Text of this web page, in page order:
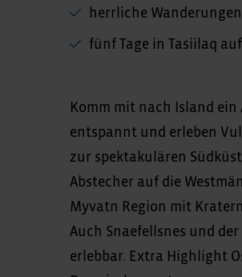
herrliche
fünf Tage in Tasiilaq
Komm mit nach Island ein
entspannt und erleben
zur spektakulären
Abstecher auf die
Myvatn Region mit
Auch Snaefellsnes und
erlebbar. Extra Highlight